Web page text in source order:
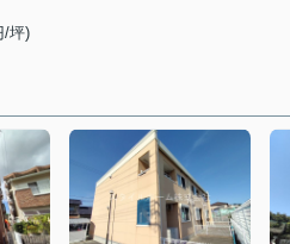
/坪)